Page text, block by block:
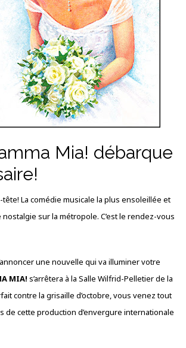
Mia! débarque
La comédie musicale la plus ensoleillée et
sur la métropole. C’est le rendez-vous
une nouvelle qui va illuminer votre
MIA! s’arrêtera à la Salle Wilfrid-Pelletier de la
contre la grisaille d’octobre, vous venez tout
cette production d’envergure internationale